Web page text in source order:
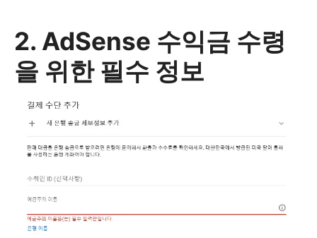
2. AdSense 수익금 수령
을 위한 필수 정보